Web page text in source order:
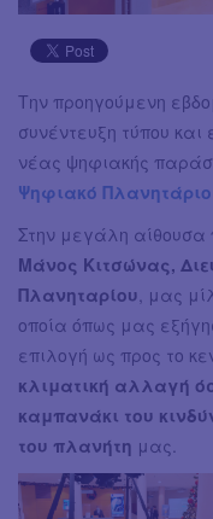
Την προηγούμενη
συνέντευξη τύπου
νέας ψηφιακής
Ψηφιακό Πλανητάριο
Στην μεγάλη αίθουσα
Μάνος Κιτσώνας,
Πλανηταρίου , μας
οποία όπως μας
επιλογή ως προς το
κλιματική αλλαγή
καμπανάκι του
του πλανήτη μας.